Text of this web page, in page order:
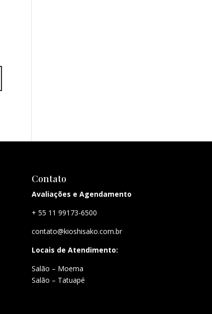
Contato
Avaliações e Agendamento
+ 55 11 99173-6500
contato@kioshisako.com.br
Locais de Atendimento:
Salão – Moema
Salão – Tatuapé